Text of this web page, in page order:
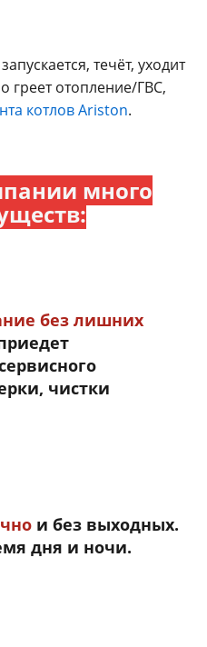
течёт, уходит
греет отопление/ГВС,
котлов Ariston.
много
без лишних
чистки
и без выходных.
дня и ночи.